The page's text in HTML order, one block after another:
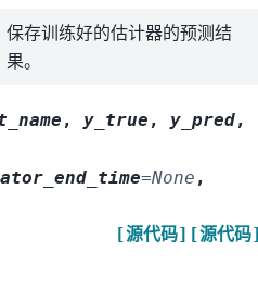
保存训练好的估计器的预测结
果。
, y_true , y_pred,
=None ,
[源代码]
[源代码]